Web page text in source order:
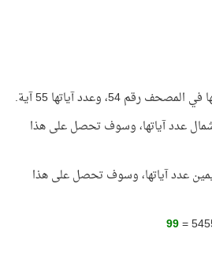
54، وعدد آياتها 55 آية.
عدد آياتها، وسوف تحصل على هذا
عدد آياتها، وسوف تحصل على هذا
99